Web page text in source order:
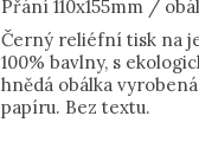
Přání 110x155mm /
Černý reliéfní tisk na
100% bavlny, s
hnědá obálka
papíru. Bez textu.